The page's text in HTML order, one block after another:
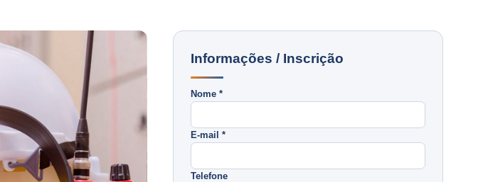
Informações / Inscrição
Nome *
E-mail *
Telefone